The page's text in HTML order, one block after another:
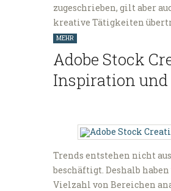
zugeschrieben, gilt aber
kreative Tätigkeiten
MEHR
Adobe Stock
Inspiration
Trends entstehen nicht
beschäftigt. Deshalb
Vielzahl von Bereichen